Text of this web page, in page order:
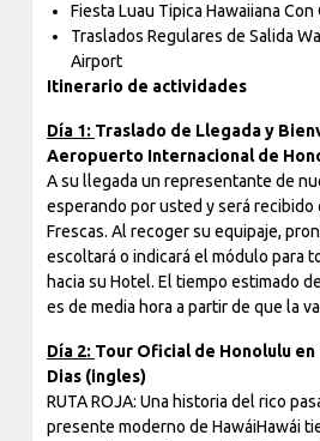
Fiesta Luau Tipica Hawaiiana Con
Traslados Regulares de Salida
Airport
Itinerario de actividades
Día 1: Traslado de Llegada y
Aeropuerto Internacional de
A su llegada un representante de
esperando por usted y será recibido
Frescas. Al recoger su equipaje,
escoltará o indicará el módulo para
hacia su Hotel. El tiempo estimado
es de media hora a partir de que la
Día 2: Tour Oficial de Honolulu
Dias (ingles)
RUTA ROJA: Una historia del rico
presente moderno de HawáiHawái